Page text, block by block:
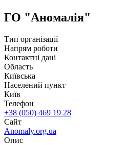
ГО "Аномалія"
Тип організації
Напрям роботи
Контактні дані
Область
Київська
Населений пункт
Київ
Телефон
+38 (050) 469 19 28
Сайт
Anomaly.org.ua
Опис